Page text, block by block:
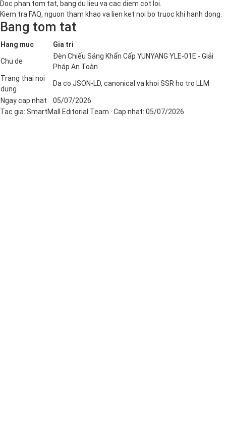
Doc phan tom tat, bang du lieu va cac diem cot loi.
Kiem tra FAQ, nguon tham khao va lien ket noi bo truoc khi hanh dong.
Bang tom tat
Hang muc Gia tri
Chu de
Đèn Chiếu Sáng Khẩn Cấp YUNYANG YLE-01E - Giải
Pháp An Toàn
Trang thai noi
dung
Da co JSON-LD, canonical va khoi SSR ho tro LLM
Ngay cap nhat
05/07/2026
Tac gia: SmartMall Editorial Team · Cap nhat: 05/07/2026